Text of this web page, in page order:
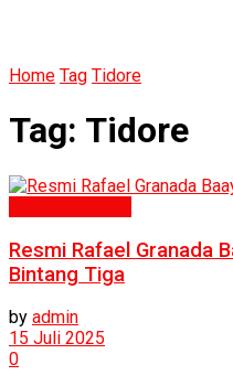
Home Tag Tidore
Tag: Tidore
Resmi Rafael Granada
Bintang Tiga
by admin
15 Juli 2025
0